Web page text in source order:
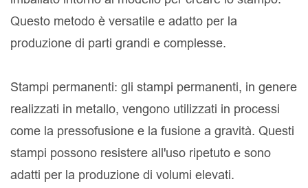
Questo metodo è versatile e adatto per la
produzione di parti grandi e complesse.
Stampi permanenti: gli stampi permanenti, in genere
realizzati in metallo, vengono utilizzati in processi
come la pressofusione e la fusione a gravità. Questi
stampi possono resistere all'uso ripetuto e sono
adatti per la produzione di volumi elevati.